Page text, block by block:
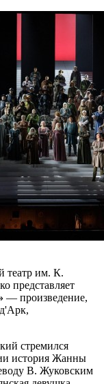
театр им. К.
представляет
— произведение,
стремился
история Жанны
В. Жуковским